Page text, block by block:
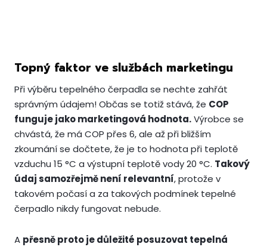
Topný faktor ve službách marketingu
Při výběru tepelného čerpadla se nechte zahřát
správným údajem! Občas se totiž stává, že COP
funguje jako marketingová hodnota.Výrobce se
chvástá, že má COP přes 6, ale až při bližším
zkoumání se dočtete, že je to hodnota při teplotě
vzduchu 15 °C a výstupní teplotě vody 20 °C. Takový
údaj samozřejmě není relevantní, protože v
takovém počasí a za takových podmínek tepelné
čerpadlo nikdy fungovat nebude.
A přesně proto je důležité posuzovat tepelná